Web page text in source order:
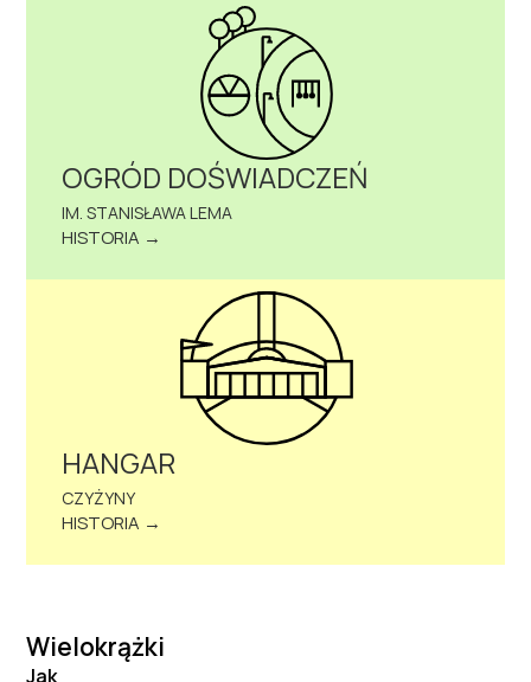
OGRÓD DOŚWIADCZEŃ
IM. STANISŁAWA LEMA
HISTORIA →
HANGAR
CZYŻYNY
HISTORIA →
Wielokrążki
Jak